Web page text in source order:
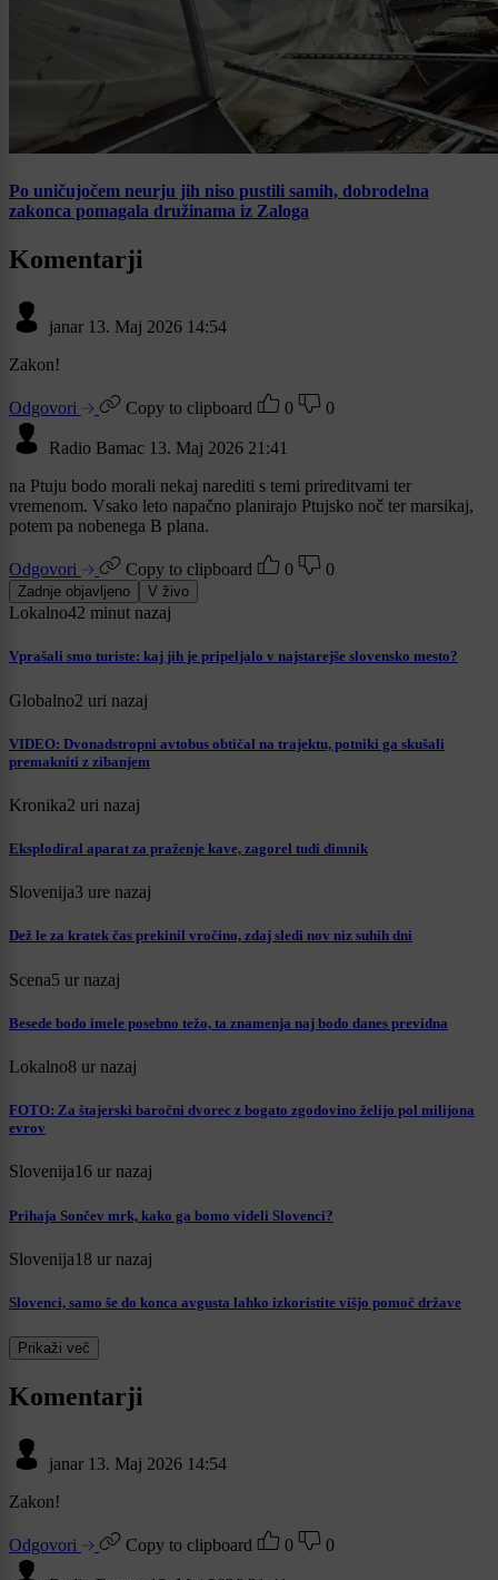
Po uničujočem neurju jih niso pustili samih, dobrodelna
zakonca pomagala družinama iz Zaloga
Komentarji
janar 13. Maj 2026 14:54
Zakon!
Odgovori Copy to clipboard 0 0
Radio Bamac 13. Maj 2026 21:41
na Ptuju bodo morali nekaj narediti s temi prireditvami ter
vremenom. Vsako leto napačno planirajo Ptujsko noč ter marsikaj,
potem pa nobenega B plana.
Odgovori Copy to clipboard 0 0
Zadnje objavljeno V živo
Lokalno42 minut nazaj
Vprašali smo turiste: kaj jih je pripeljalo v najstarejše slovensko mesto?
Globalno2 uri nazaj
VIDEO: Dvonadstropni avtobus obtičal na trajektu, potniki ga skušali
premakniti z zibanjem
Kronika2 uri nazaj
Eksplodiral aparat za praženje kave, zagorel tudi dimnik
Slovenija3 ure nazaj
Dež le za kratek čas prekinil vročino, zdaj sledi nov niz suhih dni
Scena5 ur nazaj
Besede bodo imele posebno težo, ta znamenja naj bodo danes previdna
Lokalno8 ur nazaj
FOTO: Za štajerski baročni dvorec z bogato zgodovino želijo pol milijona
evrov
Slovenija16 ur nazaj
Prihaja Sončev mrk, kako ga bomo videli Slovenci?
Slovenija18 ur nazaj
Slovenci, samo še do konca avgusta lahko izkoristite višjo pomoč države
Prikaži več
Komentarji
janar 13. Maj 2026 14:54
Zakon!
Odgovori Copy to clipboard 0 0